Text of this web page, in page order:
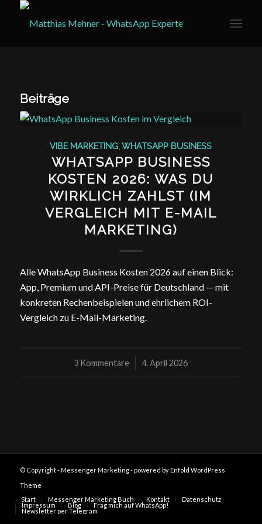
Beiträge
VIBE MARKETING,WHATSAPP BUSINESS
WHATSAPP BUSINESS
KOSTEN 2026: WAS DU
WIRKLICH ZAHLST (IM
VERGLEICH MIT E-MAIL
MARKETING)
Alle WhatsApp Business Kosten 2026 auf einen Blick:
App, Premium und API-Preise für Deutschland — mit
konkreten Rechenbeispielen und ehrlichem ROI-
Vergleich zu E-Mail-Marketing.
3 Kommentare
/ 4. April 2026
© Copyright - Messenger Marketing -powered by Enfold WordPress
Theme
Start
Messenger Marketing Buch Kontakt Datenschutz
Impressum Blog Frag mich auf WhatsApp!
Newsletter per Telegram